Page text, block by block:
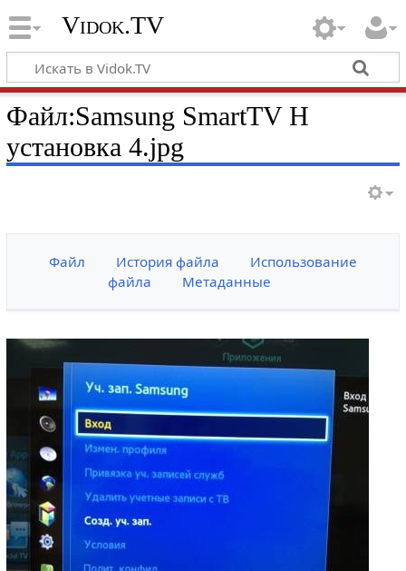
Vidok.TV
Файл:Samsung SmartTV H
установка 4.jpg
Файл История файла
Использование
файла
Метаданные